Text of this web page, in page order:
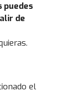
puedes
de
el